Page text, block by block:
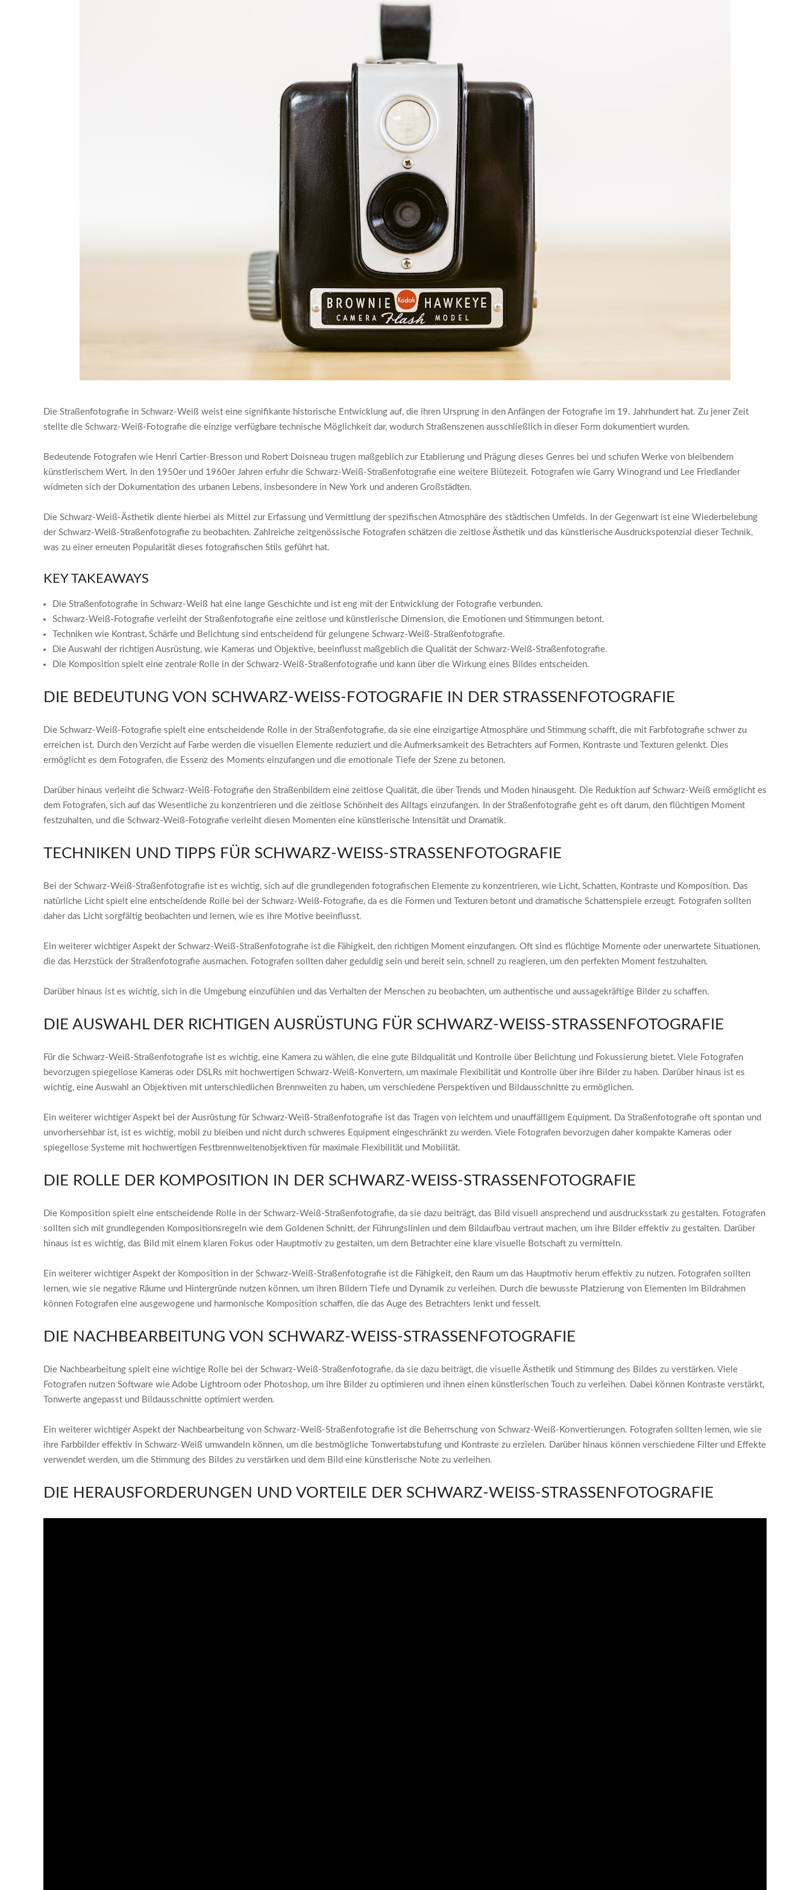
Die Straßenfotografie in Schwarz-Weiß weist eine signifikante historische Entwicklung auf, die ihren Ursprung in den Anfängen der Fotografie im 19. Jahrhundert hat. Zu jener Zeit
stellte die Schwarz-Weiß-Fotografie die einzige verfügbare technische Möglichkeit dar, wodurch Straßenszenen ausschließlich in dieser Form dokumentiert wurden.
Bedeutende Fotografen wie Henri Cartier-Bresson und Robert Doisneau trugen maßgeblich zur Etablierung und Prägung dieses Genres bei und schufen Werke von bleibendem
künstlerischem Wert. In den 1950er und 1960er Jahren erfuhr die Schwarz-Weiß-Straßenfotografie eine weitere Blütezeit. Fotografen wie Garry Winogrand und Lee Friedlander
widmeten sich der Dokumentation des urbanen Lebens, insbesondere in New York und anderen Großstädten.
Die Schwarz-Weiß-Ästhetik diente hierbei als Mittel zur Erfassung und Vermittlung der spezifischen Atmosphäre des städtischen Umfelds. In der Gegenwart ist eine Wiederbelebung
der Schwarz-Weiß-Straßenfotografie zu beobachten. Zahlreiche zeitgenössische Fotografen schätzen die zeitlose Ästhetik und das künstlerische Ausdruckspotenzial dieser Technik,
was zu einer erneuten Popularität dieses fotografischen Stils geführt hat.
KEY TAKEAWAYS
Die Straßenfotografie in Schwarz-Weiß hat eine lange Geschichte und ist eng mit der Entwicklung der Fotografie verbunden.
Schwarz-Weiß-Fotografie verleiht der Straßenfotografie eine zeitlose und künstlerische Dimension, die Emotionen und Stimmungen betont.
Techniken wie Kontrast, Schärfe und Belichtung sind entscheidend für gelungene Schwarz-Weiß-Straßenfotografie.
Die Auswahl der richtigen Ausrüstung, wie Kameras und Objektive, beeinflusst maßgeblich die Qualität der Schwarz-Weiß-Straßenfotografie.
Die Komposition spielt eine zentrale Rolle in der Schwarz-Weiß-Straßenfotografie und kann über die Wirkung eines Bildes entscheiden.
DIE BEDEUTUNG VON SCHWARZ-WEISS-FOTOGRAFIE IN DER STRASSENFOTOGRAFIE
Die Schwarz-Weiß-Fotografie spielt eine entscheidende Rolle in der Straßenfotografie, da sie eine einzigartige Atmosphäre und Stimmung schafft, die mit Farbfotografie schwer zu
erreichen ist. Durch den Verzicht auf Farbe werden die visuellen Elemente reduziert und die Aufmerksamkeit des Betrachters auf Formen, Kontraste und Texturen gelenkt. Dies
ermöglicht es dem Fotografen, die Essenz des Moments einzufangen und die emotionale Tiefe der Szene zu betonen.
Darüber hinaus verleiht die Schwarz-Weiß-Fotografie den Straßenbildern eine zeitlose Qualität, die über Trends und Moden hinausgeht. Die Reduktion auf Schwarz-Weiß ermöglicht es
dem Fotografen, sich auf das Wesentliche zu konzentrieren und die zeitlose Schönheit des Alltags einzufangen. In der Straßenfotografie geht es oft darum, den flüchtigen Moment
festzuhalten, und die Schwarz-Weiß-Fotografie verleiht diesen Momenten eine künstlerische Intensität und Dramatik.
TECHNIKEN UND TIPPS FÜR SCHWARZ-WEISS-STRASSENFOTOGRAFIE
Bei der Schwarz-Weiß-Straßenfotografie ist es wichtig, sich auf die grundlegenden fotografischen Elemente zu konzentrieren, wie Licht, Schatten, Kontraste und Komposition. Das
natürliche Licht spielt eine entscheidende Rolle bei der Schwarz-Weiß-Fotografie, da es die Formen und Texturen betont und dramatische Schattenspiele erzeugt. Fotografen sollten
daher das Licht sorgfältig beobachten und lernen, wie es ihre Motive beeinflusst.
Ein weiterer wichtiger Aspekt der Schwarz-Weiß-Straßenfotografie ist die Fähigkeit, den richtigen Moment einzufangen. Oft sind es flüchtige Momente oder unerwartete Situationen,
die das Herzstück der Straßenfotografie ausmachen. Fotografen sollten daher geduldig sein und bereit sein, schnell zu reagieren, um den perfekten Moment festzuhalten.
Darüber hinaus ist es wichtig, sich in die Umgebung einzufühlen und das Verhalten der Menschen zu beobachten, um authentische und aussagekräftige Bilder zu schaffen.
DIE AUSWAHL DER RICHTIGEN AUSRÜSTUNG FÜR SCHWARZ-WEISS-STRASSENFOTOGRAFIE
Für die Schwarz-Weiß-Straßenfotografie ist es wichtig, eine Kamera zu wählen, die eine gute Bildqualität und Kontrolle über Belichtung und Fokussierung bietet. Viele Fotografen
bevorzugen spiegellose Kameras oder DSLRs mit hochwertigen Schwarz-Weiß-Konvertern, um maximale Flexibilität und Kontrolle über ihre Bilder zu haben. Darüber hinaus ist es
wichtig, eine Auswahl an Objektiven mit unterschiedlichen Brennweiten zu haben, um verschiedene Perspektiven und Bildausschnitte zu ermöglichen.
Ein weiterer wichtiger Aspekt bei der Ausrüstung für Schwarz-Weiß-Straßenfotografie ist das Tragen von leichtem und unauffälligem Equipment. Da Straßenfotografie oft spontan und
unvorhersehbar ist, ist es wichtig, mobil zu bleiben und nicht durch schweres Equipment eingeschränkt zu werden. Viele Fotografen bevorzugen daher kompakte Kameras oder
spiegellose Systeme mit hochwertigen Festbrennweitenobjektiven für maximale Flexibilität und Mobilität.
DIE ROLLE DER KOMPOSITION IN DER SCHWARZ-WEISS-STRASSENFOTOGRAFIE
Die Komposition spielt eine entscheidende Rolle in der Schwarz-Weiß-Straßenfotografie, da sie dazu beiträgt, das Bild visuell ansprechend und ausdrucksstark zu gestalten. Fotografen
sollten sich mit grundlegenden Kompositionsregeln wie dem Goldenen Schnitt, der Führungslinien und dem Bildaufbau vertraut machen, um ihre Bilder effektiv zu gestalten. Darüber
hinaus ist es wichtig, das Bild mit einem klaren Fokus oder Hauptmotiv zu gestalten, um dem Betrachter eine klare visuelle Botschaft zu vermitteln.
Ein weiterer wichtiger Aspekt der Komposition in der Schwarz-Weiß-Straßenfotografie ist die Fähigkeit, den Raum um das Hauptmotiv herum effektiv zu nutzen. Fotografen sollten
lernen, wie sie negative Räume und Hintergründe nutzen können, um ihren Bildern Tiefe und Dynamik zu verleihen. Durch die bewusste Platzierung von Elementen im Bildrahmen
können Fotografen eine ausgewogene und harmonische Komposition schaffen, die das Auge des Betrachters lenkt und fesselt.
DIE NACHBEARBEITUNG VON SCHWARZ-WEISS-STRASSENFOTOGRAFIE
Die Nachbearbeitung spielt eine wichtige Rolle bei der Schwarz-Weiß-Straßenfotografie, da sie dazu beiträgt, die visuelle Ästhetik und Stimmung des Bildes zu verstärken. Viele
Fotografen nutzen Software wie Adobe Lightroom oder Photoshop, um ihre Bilder zu optimieren und ihnen einen künstlerischen Touch zu verleihen. Dabei können Kontraste verstärkt,
Tonwerte angepasst und Bildausschnitte optimiert werden.
Ein weiterer wichtiger Aspekt der Nachbearbeitung von Schwarz-Weiß-Straßenfotografie ist die Beherrschung von Schwarz-Weiß-Konvertierungen. Fotografen sollten lernen, wie sie
ihre Farbbilder effektiv in Schwarz-Weiß umwandeln können, um die bestmögliche Tonwertabstufung und Kontraste zu erzielen. Darüber hinaus können verschiedene Filter und Effekte
verwendet werden, um die Stimmung des Bildes zu verstärken und dem Bild eine künstlerische Note zu verleihen.
DIE HERAUSFORDERUNGEN UND VORTEILE DER SCHWARZ-WEISS-STRASSENFOTOGRAFIE